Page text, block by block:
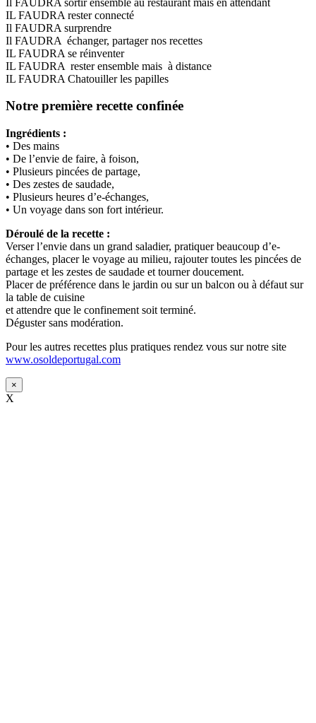
IL FAUDRA rester connecté
Il FAUDRA surprendre
Il FAUDRA échanger, partager nos recettes
IL FAUDRA se réinventer
IL FAUDRA rester ensemble mais à distance
IL FAUDRA Chatouiller les papilles
Notre première recette confinée
Ingrédients :
• Des mains
• De l’envie de faire, à foison,
• Plusieurs pincées de partage,
• Des zestes de saudade,
• Plusieurs heures d’e-échanges,
• Un voyage dans son fort intérieur.
Déroulé de la recette :
Verser l’envie dans un grand saladier, pratiquer beaucoup d’e-
échanges, placer le voyage au milieu, rajouter toutes les pincées de
partage et les zestes de saudade et tourner doucement.
Placer de préférence dans le jardin ou sur un balcon ou à défaut sur
la table de cuisine
et attendre que le confinement soit terminé.
Déguster sans modération.
Pour les autres recettes plus pratiques rendez vous sur notre site
www.osoldeportugal.com
×
X